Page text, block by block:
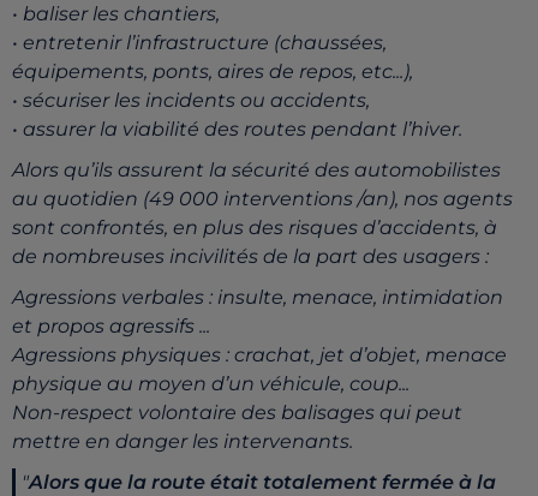
• baliser les chantiers,
• entretenir l’infrastructure (chaussées,
équipements, ponts, aires de repos, etc...),
• sécuriser les incidents ou accidents,
• assurer la viabilité des routes pendant l’hiver.
Alors qu’ils assurent la sécurité des automobilistes
au quotidien (49 000 interventions /an), nos agents
sont confrontés, en plus des risques d’accidents, à
de nombreuses incivilités de la part des usagers :
Agressions verbales : insulte, menace, intimidation
et propos agressifs ...
Agressions physiques : crachat, jet d’objet, menace
physique au moyen d’un véhicule, coup...
Non-respect volontaire des balisages qui peut
mettre en danger les intervenants.
"Alors que la route était totalement fermée à la